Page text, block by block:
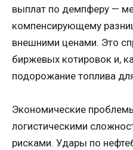
выплат по демпферу —
компенсирующему
внешними ценами. Это
биржевых котировок и,
подорожание топлива
Экономические
логистическими
рисками. Удары по